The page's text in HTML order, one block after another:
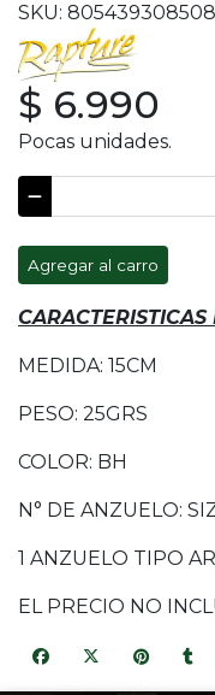
SKU:
$ 6.990
Pocas unidades.
Agregar al carro
MEDIDA: 15CM
PESO: 25GRS
COLOR: BH
N° DE ANZUELO:
1 ANZUELO TIPO
EL PRECIO NO